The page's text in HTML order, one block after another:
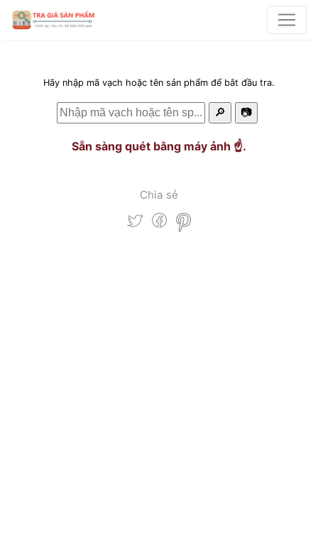
Hãy nhập mã vạch hoặc tên sản phẩm để bắt đầu tra.
🔎 📷
Sẵn sàng quét bằng máy ảnh ☝️.
Chia sẻ